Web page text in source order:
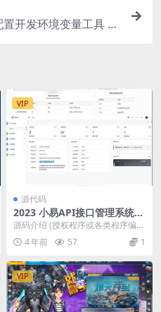
开发环境变量工具 附
VIP
源代码
2023 小易API接口管理系统P
HP源码
源码介绍 (授权程序或各类程序编写
集成) 本系统不支持在线更新请下载
全新安装包 ...
4 年前 57 1
VIP